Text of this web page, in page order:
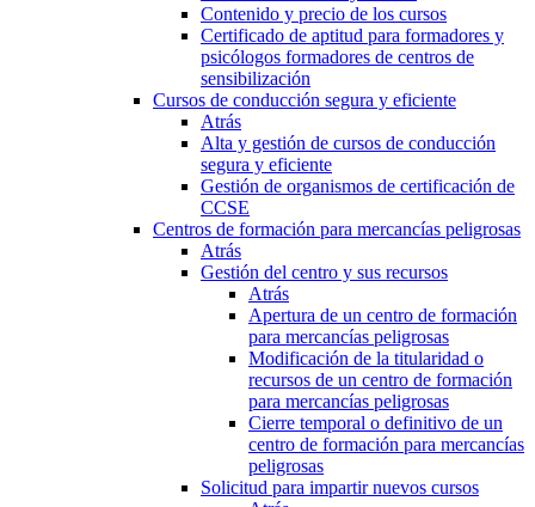
Contenido y precio de los cursos
Certificado de aptitud para formadores y
psicólogos formadores de centros de
sensibilización
Cursos de conducción segura y eficiente
Atrás
Alta y gestión de cursos de conducción
segura y eficiente
Gestión de organismos de certificación de
CCSE
Centros de formación para mercancías peligrosas
Atrás
Gestión del centro y sus recursos
Atrás
Apertura de un centro de formación
para mercancías peligrosas
Modificación de la titularidad o
recursos de un centro de formación
para mercancías peligrosas
Cierre temporal o definitivo de un
centro de formación para mercancías
peligrosas
Solicitud para impartir nuevos cursos